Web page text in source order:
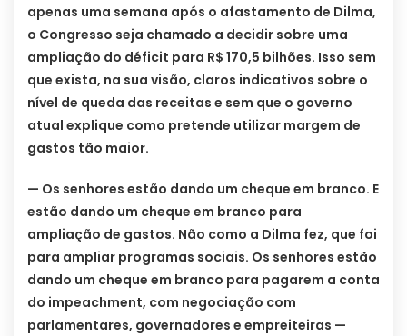
apenas uma semana após o afastamento de Dilma,
o Congresso seja chamado a decidir sobre uma
ampliação do déficit para R$ 170,5 bilhões. Isso sem
que exista, na sua visão, claros indicativos sobre o
nível de queda das receitas e sem que o governo
atual explique como pretende utilizar margem de
gastos tão maior.
— Os senhores estão dando um cheque em branco. E
estão dando um cheque em branco para
ampliação de gastos. Não como a Dilma fez, que foi
para ampliar programas sociais. Os senhores estão
dando um cheque em branco para pagarem a conta
do impeachment, com negociação com
parlamentares, governadores e empreiteiras —